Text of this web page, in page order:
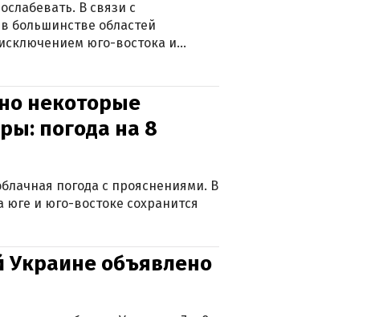
В связи с
большинстве областей
юго-востока и
некоторые
погода на 8
погода с прояснениями. В
и юго-востоке сохранится
Украине объявлено